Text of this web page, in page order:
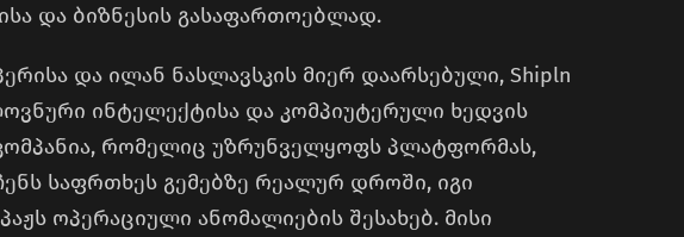
და ბიზნესის გასაფართოებლად.
და ილან ნასლავსკის მიერ დაარსებული, Shipln
ინტელექტისა და კომპიუტერული ხედვის
რომელიც უზრუნველყოფს პლატფორმას,
საფრთხეს გემებზე რეალურ დროში, იგი
ოპერაციული ანომალიების შესახებ. მისი